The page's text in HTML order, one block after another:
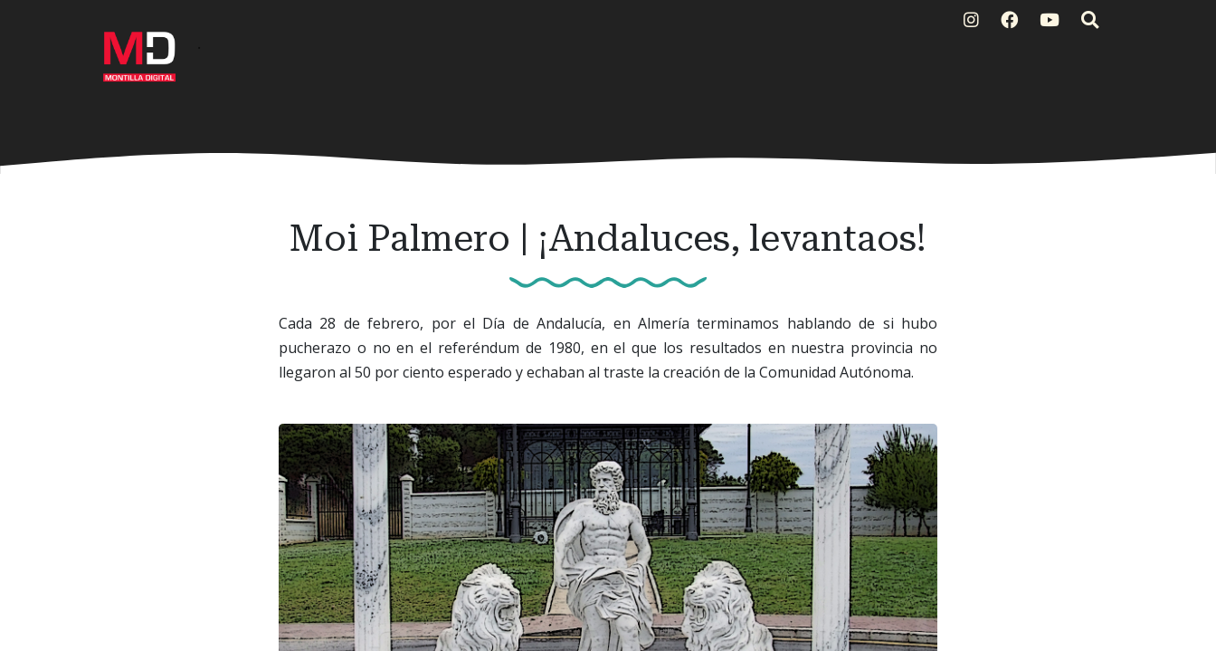
Moi Palmero | ¡Andaluces, levantaos!
Cada 28 de febrero, por el Día de Andalucía, en Almería terminamos hablando de si hubo
pucherazo o no en el referéndum de 1980, en el que los resultados en nuestra provincia no
llegaron al 50 por ciento esperado y echaban al traste la creación de la Comunidad Autónoma.